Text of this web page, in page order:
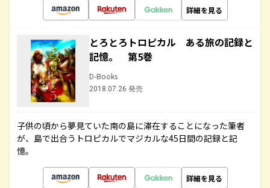
詳細を見る
とろとろトロピカル ある旅の記録と
記憶。 第5巻
D-Books
2018.07.26 発売
子供の頃から夢見ていた南の島に滞在することになった筆者
が、島で出合うトロピカルでマジカルな45日間の記録と記
憶。
詳細を見る